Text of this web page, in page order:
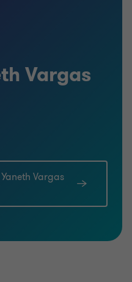
Vargas
Vargas